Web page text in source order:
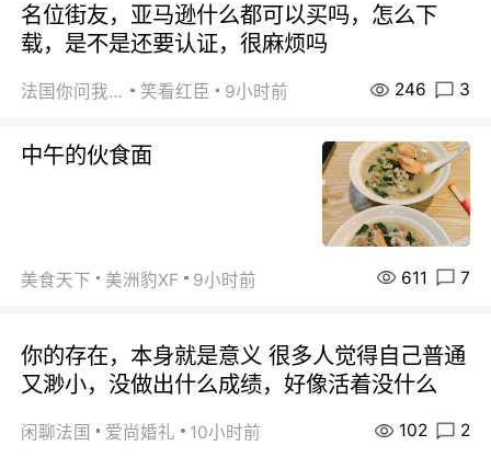
名位街友，亚马逊什么都可以买吗，怎么下
载，是不是还要认证，很麻烦吗
法国你问我答 笑看红臣 9小时前 246 3
中午的伙食面
美食天下 美洲豹XF 9小时前 611 7
你的存在，本身就是意义 很多人觉得自己普通
又渺小，没做出什么成绩，好像活着没什么
闲聊法国 爱尚婚礼 10小时前 102 2